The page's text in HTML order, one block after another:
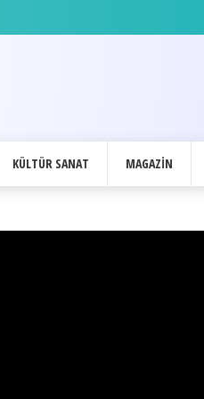
KÜLTÜR SANAT MAGAZIN